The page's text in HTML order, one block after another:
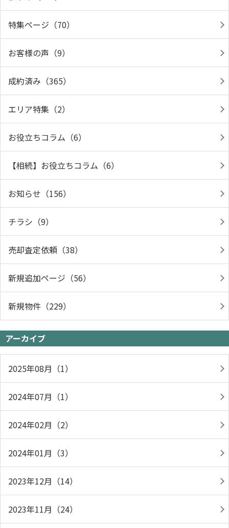
特集ページ（70）
お客様の声（9）
成約済み（365）
エリア特集（2）
お役立ちコラム（6）
【相続】お役立ちコラム（6）
お知らせ（156）
チラシ（9）
売却査定依頼（38）
新規追加ページ（56）
新規物件（229）
アーカイブ
2025年08月（1）
2024年07月（1）
2024年02月（2）
2024年01月（3）
2023年12月（14）
2023年11月（24）